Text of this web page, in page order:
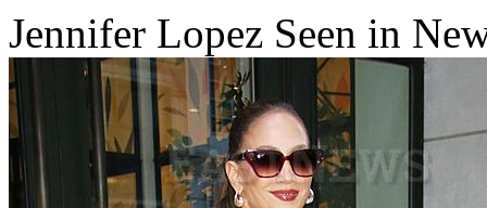
Jennifer Lopez Seen in